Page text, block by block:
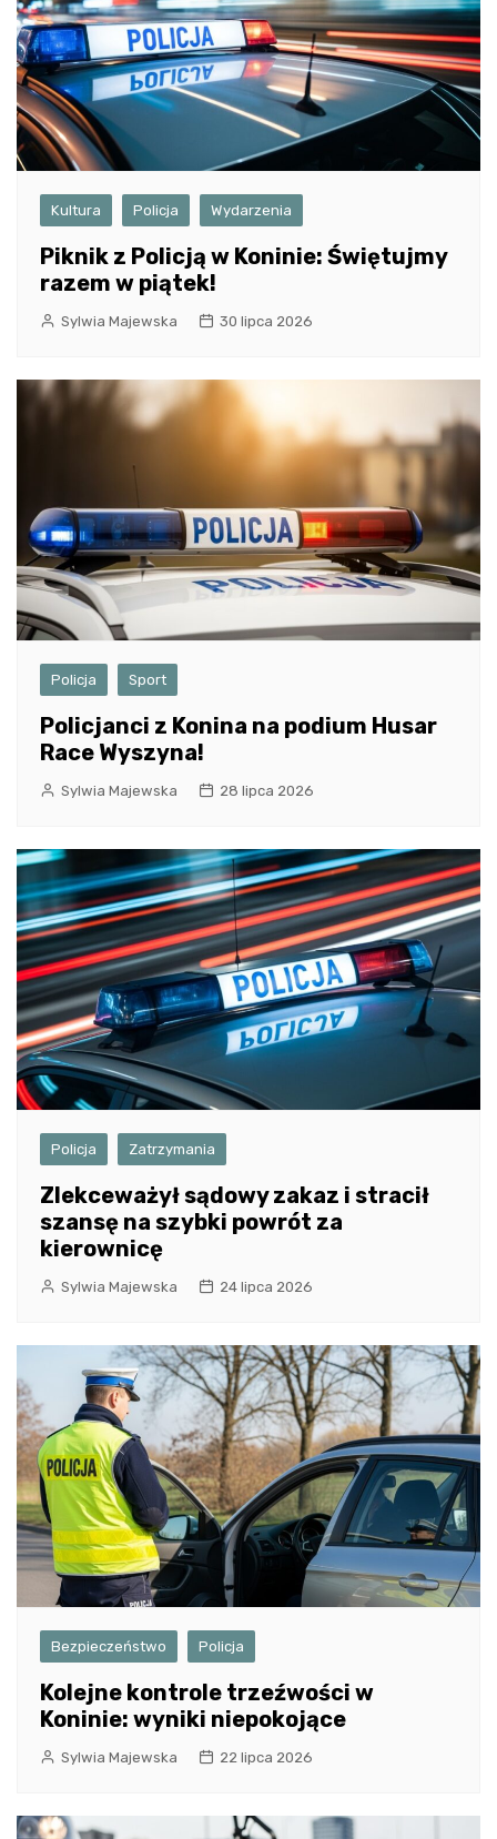
Kultura Policja Wydarzenia
Piknik z Policją w Koninie: Świętujmy
razem w piątek!
Sylwia Majewska 30 lipca 2026
Policja Sport
Policjanci z Konina na podium Husar
Race Wyszyna!
Sylwia Majewska 28 lipca 2026
Policja Zatrzymania
Zlekceważył sądowy zakaz i stracił
szansę na szybki powrót za
kierownicę
Sylwia Majewska 24 lipca 2026
Bezpieczeństwo Policja
Kolejne kontrole trzeźwości w
Koninie: wyniki niepokojące
Sylwia Majewska 22 lipca 2026